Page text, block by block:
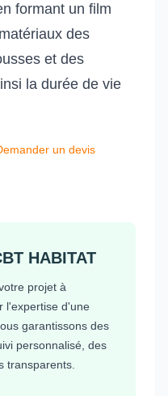
formant un film
des
et des
la durée de vie
un devis
HABITAT
projet à
l'expertise d'une
garantissons des
personnalisé, des
transparents.